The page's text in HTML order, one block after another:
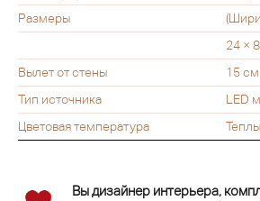
Размеры
24 ×
Вылет от стены
15 см
Тип источника
LED
Цветовая температура
Вы дизайнер интерьера,